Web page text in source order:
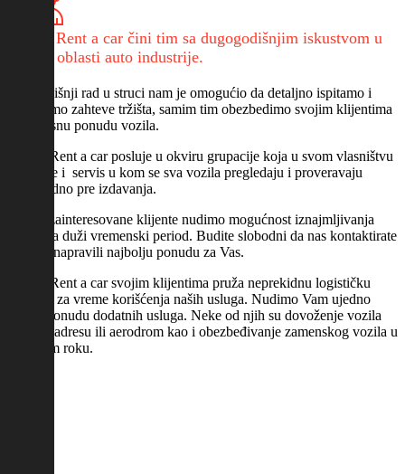
United Rent a car čini tim sa dugogodišnjim iskustvom u
radu iz oblasti auto industrije.
Višegodišnji rad u struci nam je omogućio da detaljno ispitamo i
sagledamo zahteve tržišta, samim tim obezbedimo svojim klijentima
raznovrsnu ponudu vozila.
United Rent a car posluje u okviru grupacije koja u svom vlasništvu
poseduje i servis u kom se sva vozila pregledaju i proveravaju
neposredno pre izdavanja.
Za sve zainteresovane klijente nudimo mogućnost iznajmljivanja
vozila na duži vremenski period. Budite slobodni da nas kontaktirate
kako bi napravili najbolju ponudu za Vas.
United Rent a car svojim klijentima pruža neprekidnu logističku
podršku za vreme korišćenja naših usluga. Nudimo Vam ujedno
široku ponudu dodatnih usluga. Neke od njih su dovoženje vozila
na vašu adresu ili aerodrom kao i obezbeđivanje zamenskog vozila u
najbržem roku.